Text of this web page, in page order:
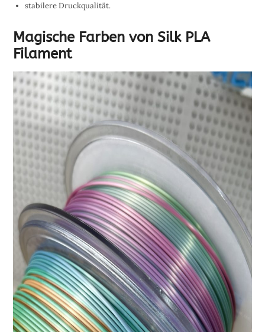
stabilere Druckqualität.
Magische Farben von Silk PLA
Filament